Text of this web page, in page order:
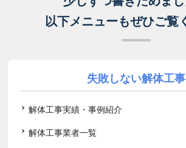
以下メニューもぜひご覧
失敗しない解体工事
解体工事実績・事例紹介
解体工事業者一覧